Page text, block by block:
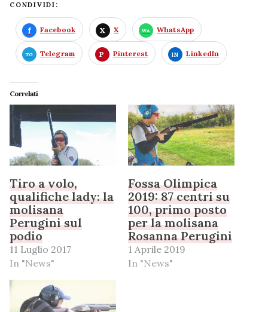
CONDIVIDI:
Facebook X WhatsApp
Telegram Pinterest LinkedIn
Correlati
Tiro a volo,
qualifiche lady: la
molisana
Perugini sul
podio
11 Luglio 2017
In "News"
Fossa Olimpica
2019: 87 centri su
100, primo posto
per la molisana
Rosanna Perugini
1 Aprile 2019
In "News"